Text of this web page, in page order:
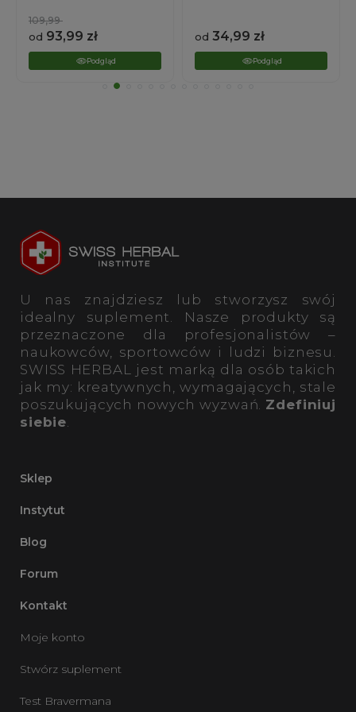
od34,99 od24,99
U nas znajdziesz lub stworzysz swój
idealny suplement. Nasze produkty są
przeznaczone dla profesjonalistów –
naukowców, sportowców i ludzi biznesu.
SWISS HERBAL jest marką dla osób takich
jak my: kreatywnych, wymagających, stale
poszukujących nowych wyzwań. Zdefiniuj
siebie.
Sklep
Instytut
Blog
Forum
Kontakt
Moje konto
Stwórz suplement
Test Bravermana